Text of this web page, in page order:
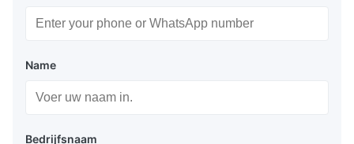
Name
Bedrijfsnaam